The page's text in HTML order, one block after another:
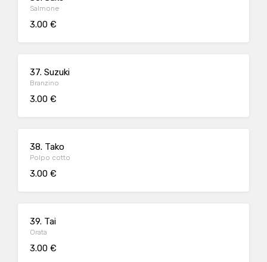
Salmone
3.00 €
37. Suzuki
Branzino
3.00 €
38. Tako
Polpo cotto
3.00 €
39. Tai
Orata
3.00 €